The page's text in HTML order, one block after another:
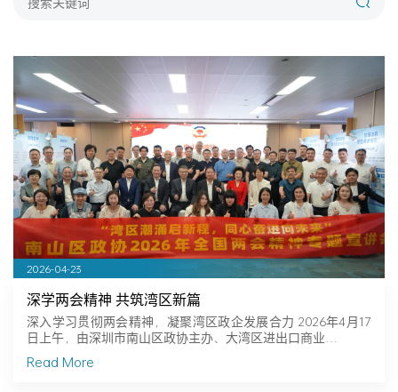
2026-04-23
深学两会精神 共筑湾区新篇
深入学习贯彻两会精神，凝聚湾区政企发展合力 2026年4月17
日上午，由深圳市南山区政协主办、大湾区进出口商业…
Read More